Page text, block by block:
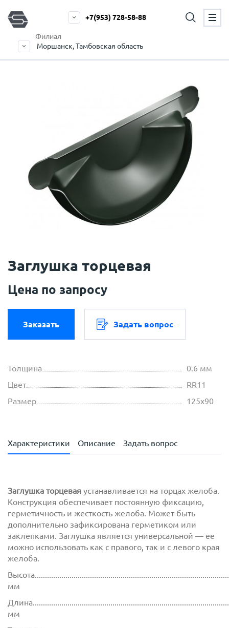
Филиал
Моршанск, Тамбовская область
+7(953) 728-58-88
Заглушка торцевая
Цена по запросу
Заказать Задать вопрос
Толщина
0.6 мм
Цвет
RR11
Размер
125х90
Характеристики Описание Задать вопрос
Заглушка торцевая устанавливается на торцах желоба.
Конструкция обеспечивает постоянную фиксацию,
герметичность и жесткость желоба. Может быть
дополнительно зафиксирована герметиком или
заклепками. Заглушка является универсальной — ее
можно использовать как с правого, так и с левого края
желоба.
мм
мм